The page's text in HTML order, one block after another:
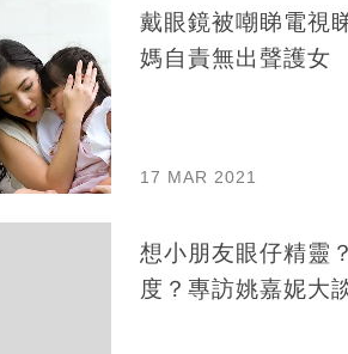
戴眼鏡被嘲睇電視
媽自責無出聲護女
17 MAR 2021
想小朋友眼仔精靈
度？專訪姚嘉妮大